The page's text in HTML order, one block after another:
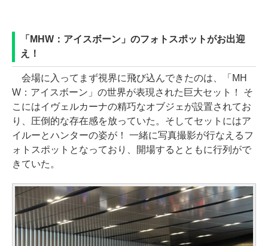
「MHW：アイスボーン」のフォトスポットがお出迎
え！
会場に入ってまず視界に飛び込んできたのは、「MH
W：アイスボーン」の世界が表現された巨大セット！ そ
こにはイヴェルカーナの精巧なオブジェが設置されてお
り、圧倒的な存在感を放っていた。そしてセットにはア
イルーとハンターの姿が！ 一緒に写真撮影が行なえるフ
ォトスポットとなっており、開場するとともに行列がで
きていた。